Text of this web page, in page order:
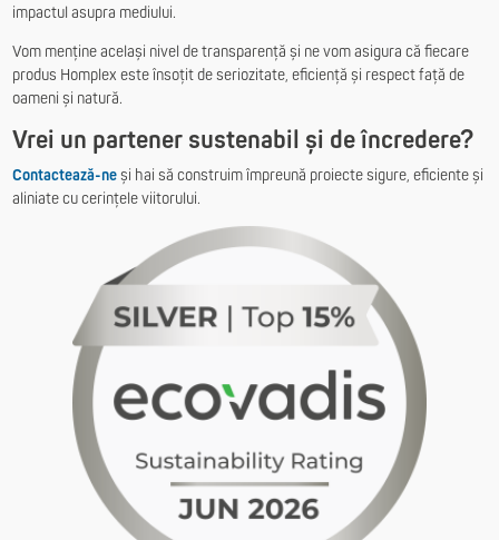
impactul asupra mediului.
Vom menține același nivel de transparență și ne vom asigura că fiecare
produs Homplex este însoțit de seriozitate, eficiență și respect față de
oameni și natură.
Vrei un partener sustenabil și de încredere?
Contactează-neși hai să construim împreună proiecte sigure, eficiente și
aliniate cu cerințele viitorului.